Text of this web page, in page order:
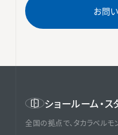
お問
ショールーム・
全国の拠点で、タカラベルモ